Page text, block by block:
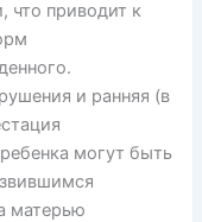
что приводит к
и ранняя (в
могут быть
матерью